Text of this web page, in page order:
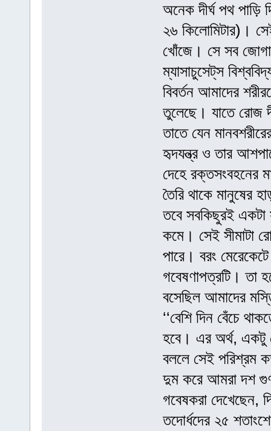
অনেক দীর্ঘ পথ পাড়ি
২৬ কিলোমিটার)।
খোঁজে। সে সব
ম্যাসাচুসেট্‌স
বিবর্তন আমাদের
তুলেছে। যাতে রোজ
তাতে যেন
হৃদযন্ত্র ও তার
দেহে রক্তসংবহনের
তৈরি থাকে মানুষের
তবে সবকিছুরই একটা
কমে। সেই সীমাটা
পারে। বরং
গবেষণাপত্রটি। তা
বসেছিল আমাদের
‘‘বেশি দিন বেঁচে
হবে। এর অর্থ, একটু
বললে সেই পরিশ্রম
দুম করে আমরা দশ গুণ
গবেষকরা দেখেছেন,
তদোর্ধদের ২৫